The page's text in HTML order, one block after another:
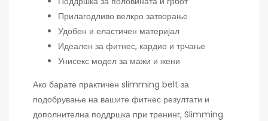
Прилагодливо велкро затворање
Удобен и еластичен материјал
Идеален за фитнес, кардио и трчање
Унисекс модел за мажи и жени
Ако барате практичен slimming belt за
подобрување на вашите фитнес резултати и
дополнителна поддршка при тренинг, Slimming